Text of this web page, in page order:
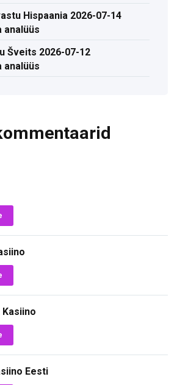
Hispaania 2026-07-14
analüüs
Šveits 2026-07-12
analüüs
Eesti